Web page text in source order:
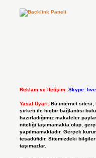
Reklam ve İletişim: Skype:
Yasal Uyarı: Bu internet sitesi,
şirketi ile hiçbir bağlantısı
hazırladığımız makaleler
niteliği taşımamakta olup,
yapılmamaktadır. Gerçek
tesadüfidir. Sitemizdeki
taşımazlar.